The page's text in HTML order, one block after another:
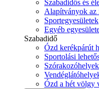
Szabadidős és
Alapítványok az
Sportegyesületek
Egyéb
Szabadidő
Ózd kerékpárút
Sportolási
Szórakozóhelyek
Ózd a hét völgy